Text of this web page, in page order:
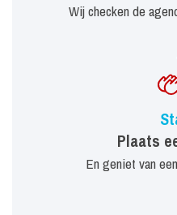
Wij checken de
Plaats
En geniet van